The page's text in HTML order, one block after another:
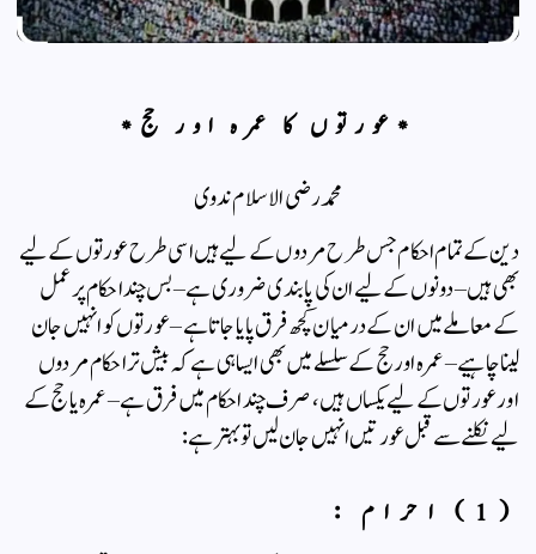
*عورتوں کا عمرہ اور حج*
محمد رضی الاسلام ندوی
دین کے تمام احکام جس طرح مردوں کے لیے ہیں اسی طرح عورتوں کے لیے
بھی ہیں – دونوں کے لیے ان کی پابندی ضروری ہے – بس چند احکام پر عمل
کے معاملے میں ان کے درمیان کچھ فرق پایا جاتا ہے – عورتوں کو انہیں جان
لینا چاہیے – عمرہ اور حج کے سلسلے میں بھی ایسا ہی ہے کہ بیش تر احکام مردوں
اور عورتوں کے لیے یکساں ہیں ، صرف چند احکام میں فرق ہے – عمرہ یا حج کے
لیے نکلنے سے قبل عورتیں انہیں جان لیں تو بہتر ہے :
(1) احرام :